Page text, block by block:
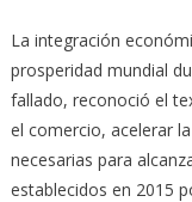
La integración
prosperidad mundial
fallado, reconoció el
el comercio, acelerar
necesarias para
establecidos en 2015